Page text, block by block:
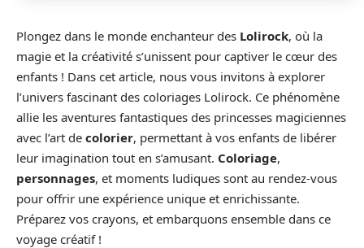
Plongez dans le monde enchanteur des Lolirock, où la
magie et la créativité s’unissent pour captiver le cœur des
enfants ! Dans cet article, nous vous invitons à explorer
l’univers fascinant des coloriages Lolirock. Ce phénomène
allie les aventures fantastiques des princesses magiciennes
avec l’art de colorier, permettant à vos enfants de libérer
leur imagination tout en s’amusant. Coloriage,
personnages, et moments ludiques sont au rendez-vous
pour offrir une expérience unique et enrichissante.
Préparez vos crayons, et embarquons ensemble dans ce
voyage créatif !